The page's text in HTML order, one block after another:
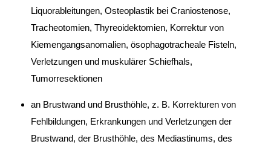
Liquorableitungen, Osteoplastik bei Craniostenose,
Tracheotomien, Thyreoidektomien, Korrektur von
Kiemengangsanomalien, ösophagotracheale Fisteln,
Verletzungen und muskulärer Schiefhals,
Tumorresektionen
an Brustwand und Brusthöhle, z. B. Korrekturen von
Fehlbildungen, Erkrankungen und Verletzungen der
Brustwand, der Brusthöhle, des Mediastinums, des